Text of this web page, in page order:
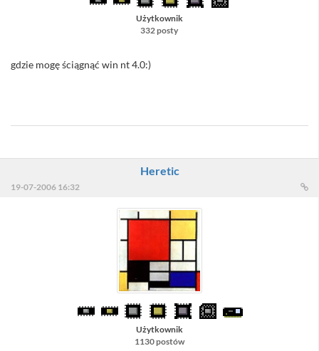
Użytkownik
332 posty
gdzie mogę ściągnąć win nt 4.0:)
Heretic
19-07-2006 16:32
Użytkownik
1130 postów